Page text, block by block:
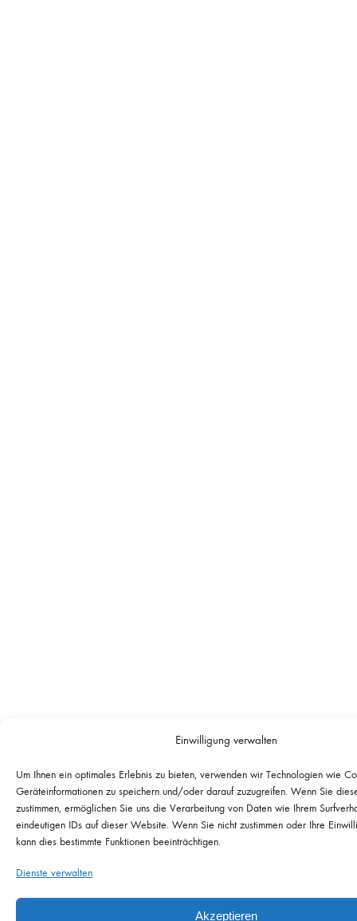
Einwilligung verwalten
Um Ihnen ein optimales Erlebnis zu bieten, verwenden wir Technologien wie
Geräteinformationen zu speichern und/oder darauf zuzugreifen. Wenn Sie
zustimmen, ermöglichen Sie uns die Verarbeitung von Daten wie Ihrem
eindeutigen IDs auf dieser Website. Wenn Sie nicht zustimmen oder Ihre
kann dies bestimmte Funktionen beeinträchtigen.
Dienste verwalten
Akzeptieren